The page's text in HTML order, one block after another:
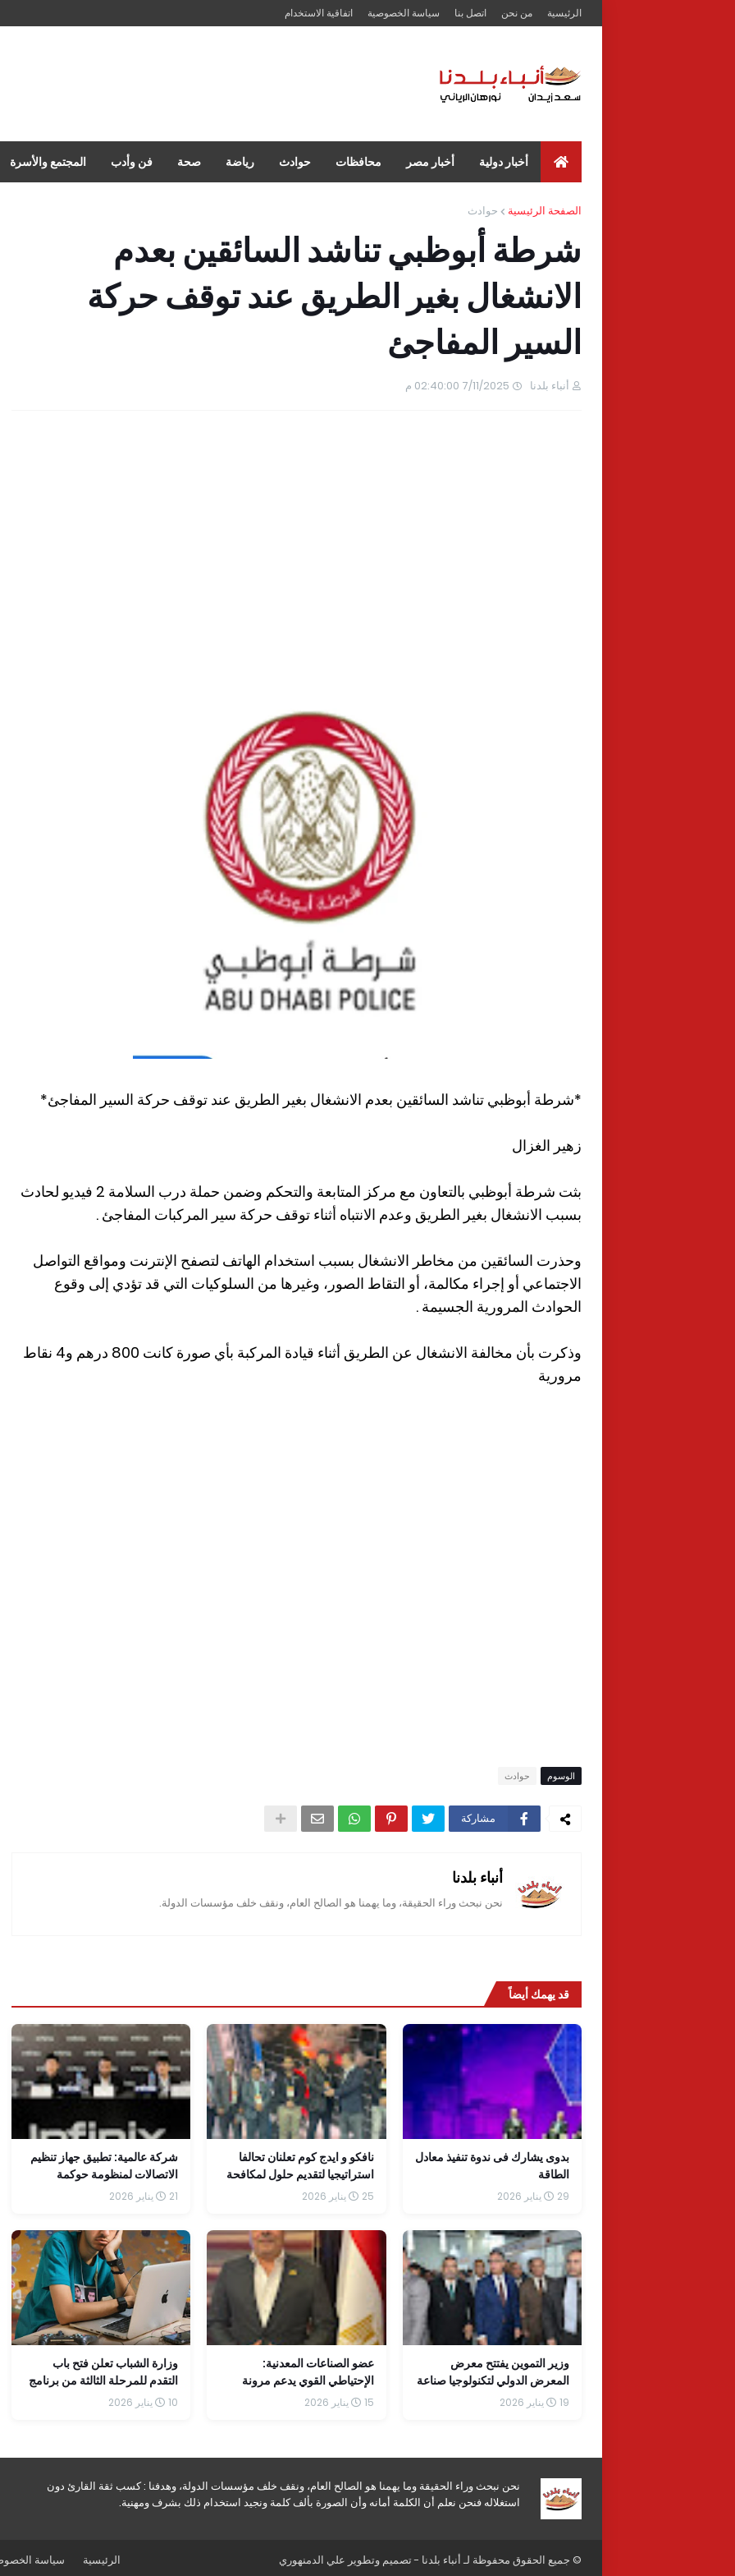
الرئيسية من نحن اتصل بنا سياسة الخصوصية اتفاقية الاستخدام
أخبار دولية أخبار مصر محافظات حوادث رياضة صحة فن وأدب المجتمع والأسرة
الصفحة الرئيسية حوادث
شرطة أبوظبي تناشد السائقين بعدم
الانشغال بغير الطريق عند توقف حركة
السير المفاجئ
أنباء بلدنا 7/11/2025 02:40:00 م
*شرطة أبوظبي تناشد السائقين بعدم الانشغال بغير الطريق عند توقف حركة السير المفاجئ*
زهير الغزال
بثت شرطة أبوظبي بالتعاون مع مركز المتابعة والتحكم وضمن حملة درب السلامة 2 فيديو لحادث
بسبب الانشغال بغير الطريق وعدم الانتباه أثناء توقف حركة سير المركبات المفاجئ .
وحذرت السائقين من مخاطر الانشغال بسبب استخدام الهاتف لتصفح الإنترنت ومواقع التواصل
الاجتماعي أو إجراء مكالمة، أو التقاط الصور، وغيرها من السلوكيات التي قد تؤدي إلى وقوع
الحوادث المرورية الجسيمة .
وذكرت بأن مخالفة الانشغال عن الطريق أثناء قيادة المركبة بأي صورة كانت 800 درهم و4 نقاط
مرورية
الوسوم حوادث
مشاركة
أنباء بلدنا
نحن نبحث وراء الحقيقة، وما يهمنا هو الصالح العام، ونقف خلف مؤسسات الدولة.
قد يهمك أيضاً
بدوى يشارك فى ندوة تنفيذ معادل
الطاقة
29 يناير 2026
نافكو و ايدج كوم تعلنان تحالفا
استراتيجيا لتقديم حلول لمكافحة
الحريق المراكز البيانات
25 يناير 2026
شركة عالمية: تطبيق جهاز تنظيم
الاتصالات لمنظومة حوكمة
الهواتف المحمولة شجعنا على
21 يناير 2026
وزير التموين يفتتح معرض
المعرض الدولي لتكنولوجيا صناعة
19 يناير 2026
عضو الصناعات المعدنية:
الإحتياطي القوي يدعم مرونة
سعر الصرف ويرفع التصنيف
15 يناير 2026
وزارة الشباب تعلن فتح باب
التقدم للمرحلة الثالثة من برنامج
«شباب واعي» للتوعية بمخاطر
10 يناير 2026
نحن نبحث وراء الحقيقة وما يهمنا هو الصالح العام، ونقف خلف مؤسسات الدولة، وهدفنا : كسب ثقة القارئ دون
استغلاله فنحن نعلم أن الكلمة أمانه وأن الصورة بألف كلمة ونجيد استخدام ذلك بشرف ومهنية.
© جميع الحقوق محفوظة لـ أنباء بلدنا - تصميم وتطوير علي الدمنهوري الرئيسية سياسة